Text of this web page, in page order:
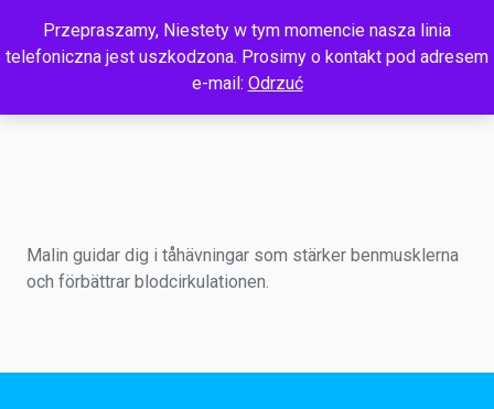
Malin guidar dig i tåhävningar som stärker benmusklerna
och förbättrar blodcirkulationen.
Przepraszamy, Niestety w tym momencie nasza linia
telefoniczna jest uszkodzona. Prosimy o kontakt pod adresem
e-mail: Odrzuć